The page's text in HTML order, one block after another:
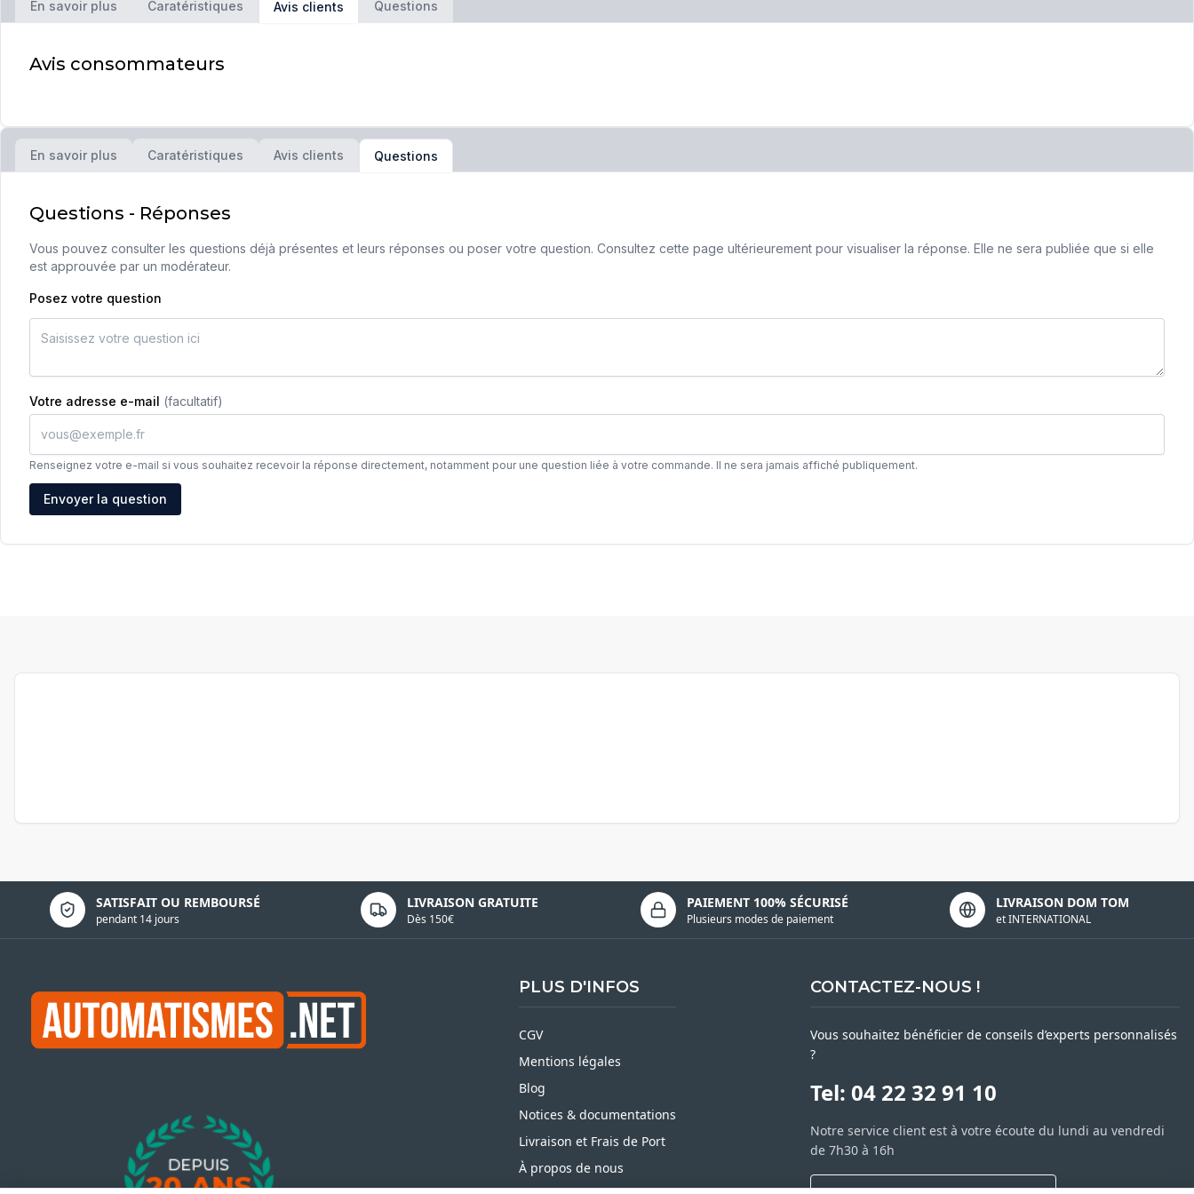
En savoir plus Caratéristiques Avis clients Questions
Avis consommateurs
En savoir plus Caratéristiques Avis clients Questions
Questions - Réponses
Vous pouvez consulter les questions déjà présentes et leurs réponses ou poser votre question. Consultez cette page ultérieurement pour visualiser la réponse. Elle ne sera publiée que si elle
est approuvée par un modérateur.
Posez votre question
Votre adresse e-mail (facultatif)
Renseignez votre e-mail si vous souhaitez recevoir la réponse directement, notamment pour une question liée à votre commande. Il ne sera jamais affiché publiquement.
Adresse e-mail
Envoyer la question
SATISFAIT OU REMBOURSÉ
pendant 14 jours
Politique de confidentialité LIVRAISON GRATUITE
Dès 150€
PAIEMENT 100% SÉCURISÉ
Plusieurs modes de paiement
LIVRAISON DOM TOM
et INTERNATIONAL
PLUS D'INFOS
CGV
Mentions légales
Blog
Notices & documentations
Livraison et Frais de Port
À propos de nous
CONTACTEZ-NOUS !
Vous souhaitez bénéficier de conseils d’experts personnalisés
?
Tel: 04 22 32 91 10
Notre service client est à votre écoute du lundi au vendredi
de 7h30 à 16h